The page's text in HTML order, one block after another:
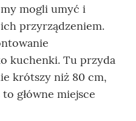
mogli umyć i
przyrządzeniem.
kuchenki. Tu przyda
krótszy niż 80 cm,
główne miejsce